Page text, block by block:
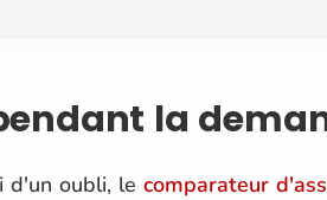
la
d'un oubli, le comparateur